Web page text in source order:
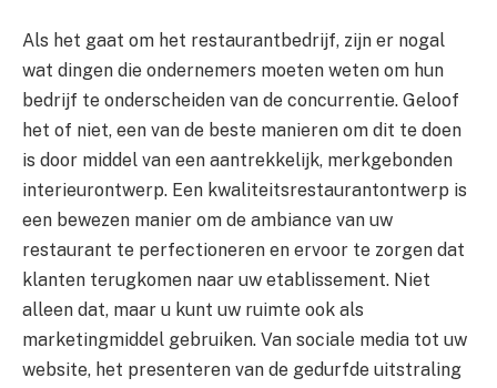
Als het gaat om het restaurantbedrijf, zijn er nogal
wat dingen die ondernemers moeten weten om hun
bedrijf te onderscheiden van de concurrentie. Geloof
het of niet, een van de beste manieren om dit te doen
is door middel van een aantrekkelijk, merkgebonden
interieurontwerp. Een kwaliteitsrestaurantontwerp is
een bewezen manier om de ambiance van uw
restaurant te perfectioneren en ervoor te zorgen dat
klanten terugkomen naar uw etablissement. Niet
alleen dat, maar u kunt uw ruimte ook als
marketingmiddel gebruiken. Van sociale media tot uw
website, het presenteren van de gedurfde uitstraling